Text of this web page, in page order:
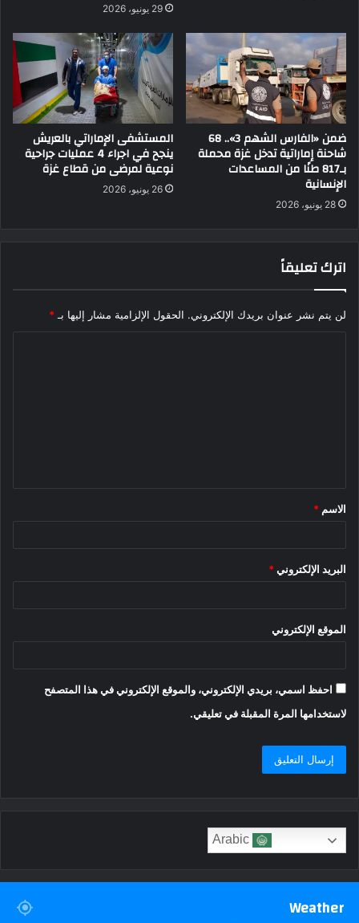
29 يونيو، 2026
ضمن «الفارس الشهم 3».. 68
شاحنة إماراتية تدخل غزة محملة
بـ817 طنًا من المساعدات
الإنسانية
28 يونيو، 2026
المستشفى الإماراتي بالعريش
ينجح في اجراء 4 عمليات جراحية
نوعية لمرضى من قطاع غزة
26 يونيو، 2026
اترك تعليقاً
لن يتم نشر عنوان بريدك الإلكتروني. الحقول الإلزامية مشار إليها بـ *
*
الاسم *
البريد الإلكتروني *
الموقع الإلكتروني
احفظ اسمي، بريدي الإلكتروني، والموقع الإلكتروني في هذا المتصفح
لاستخدامها المرة المقبلة في تعليقي.
Weather